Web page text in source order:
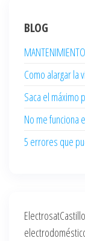
BLOG
MANTENIMIENTO
Como alargar la
Saca el máximo
No me funciona
5 errores que